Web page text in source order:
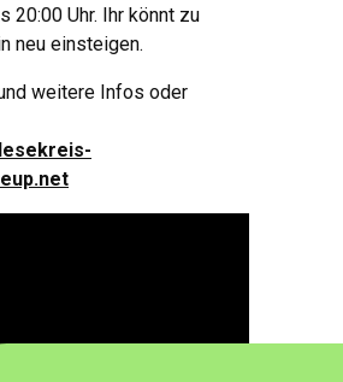
20:00 Uhr. Ihr könnt zu
neu einsteigen.
weitere Infos oder